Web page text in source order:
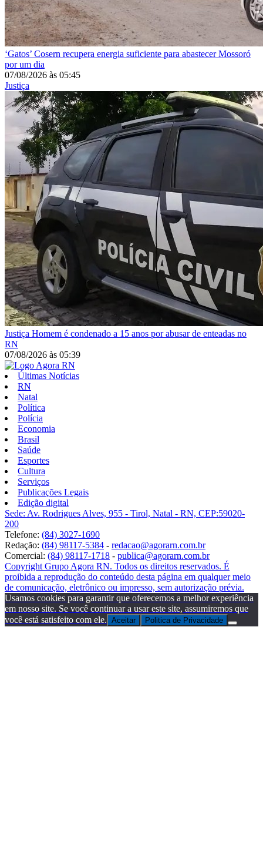
‘Gatos’ Cosern recupera energia suficiente para abastecer Mossoró
por um dia
07/08/2026 às 05:45
Justiça
Justiça Homem é condenado a 15 anos por abusar de enteadas no
RN
07/08/2026 às 05:39
Últimas Notícias
RN
Natal
Política
Polícia
Economia
Brasil
Saúde
Esportes
Cultura
Serviços
Publicações Legais
Edição digital
Sede: Av. Rodrigues Alves, 955 - Tirol, Natal - RN, CEP:59020-
200
Telefone: (84) 3027-1690
Redação: (84) 98117-5384 - redacao@agorarn.com.br
Comercial: (84) 98117-1718 - publica@agorarn.com.br
Copyright Grupo Agora RN. Todos os direitos reservados. É
proibida a reprodução do conteúdo desta página em qualquer meio
de comunicação, eletrônico ou impresso, sem autorização prévia.
Usamos cookies para garantir que oferecemos a melhor experiência
em nosso site. Se você continuar a usar este site, assumiremos que
você está satisfeito com ele. Aceitar Politica de Privacidade